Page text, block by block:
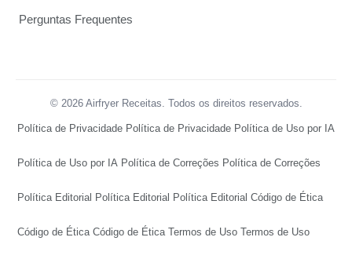
Perguntas Frequentes
© 2026 Airfryer Receitas. Todos os direitos reservados.
Política de Privacidade Política de Privacidade Política de Uso por IA
Política de Uso por IA Política de Correções Política de Correções
Política Editorial Política Editorial Política Editorial Código de Ética
Código de Ética Código de Ética Termos de Uso Termos de Uso